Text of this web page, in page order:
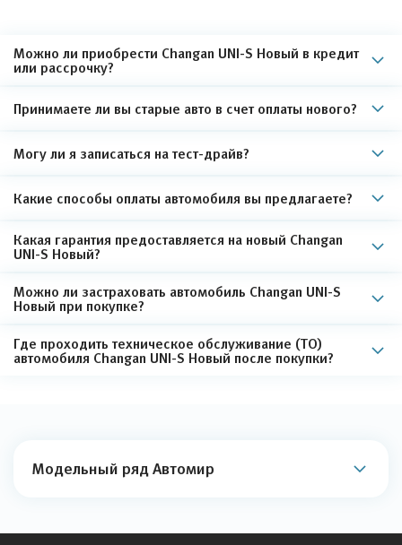
Можно ли приобрести Changan UNI-S Новый в кредит
или рассрочку?
Принимаете ли вы старые авто в счет оплаты нового?
Могу ли я записаться на тест-драйв?
Какие способы оплаты автомобиля вы предлагаете?
Какая гарантия предоставляется на новый Changan
UNI-S Новый?
Можно ли застраховать автомобиль Changan UNI-S
Новый при покупке?
Где проходить техническое обслуживание (ТО)
автомобиля Changan UNI-S Новый после покупки?
Модельный ряд Автомир